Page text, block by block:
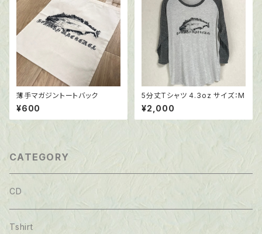
薄手マガジントートバック
¥600
5分丈Tシャツ 4.3oz サイズ：M
¥2,000
CATEGORY
CD
Tshirt